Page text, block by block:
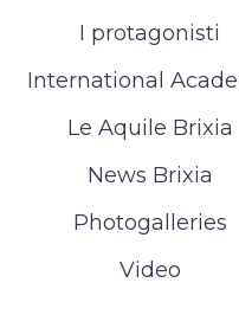
I protagonisti
International
Le Aquile Brixia
News Brixia
Photogalleries
Video